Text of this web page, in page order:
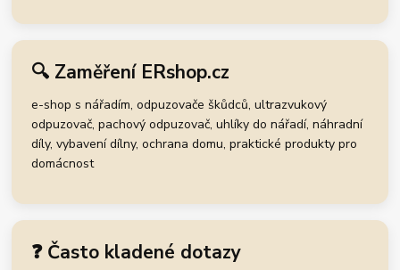
🔍 Zaměření ERshop.cz
e-shop s nářadím, odpuzovače škůdců, ultrazvukový
odpuzovač, pachový odpuzovač, uhlíky do nářadí, náhradní
díly, vybavení dílny, ochrana domu, praktické produkty pro
domácnost
❓ Často kladené dotazy